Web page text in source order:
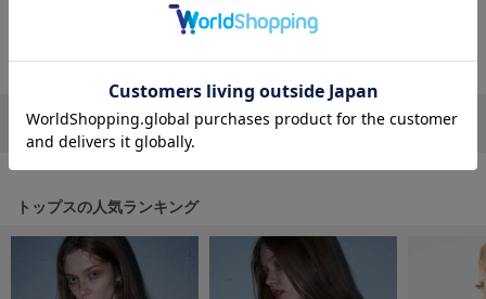
ファーファー
gelato pique
GELATO PIQUE CAT&DOG
gelato pique Sleep
ジェラート ピケ スリープ
返品・キャンセルについて
リポストする LINEで送る
トップスの人気ランキング